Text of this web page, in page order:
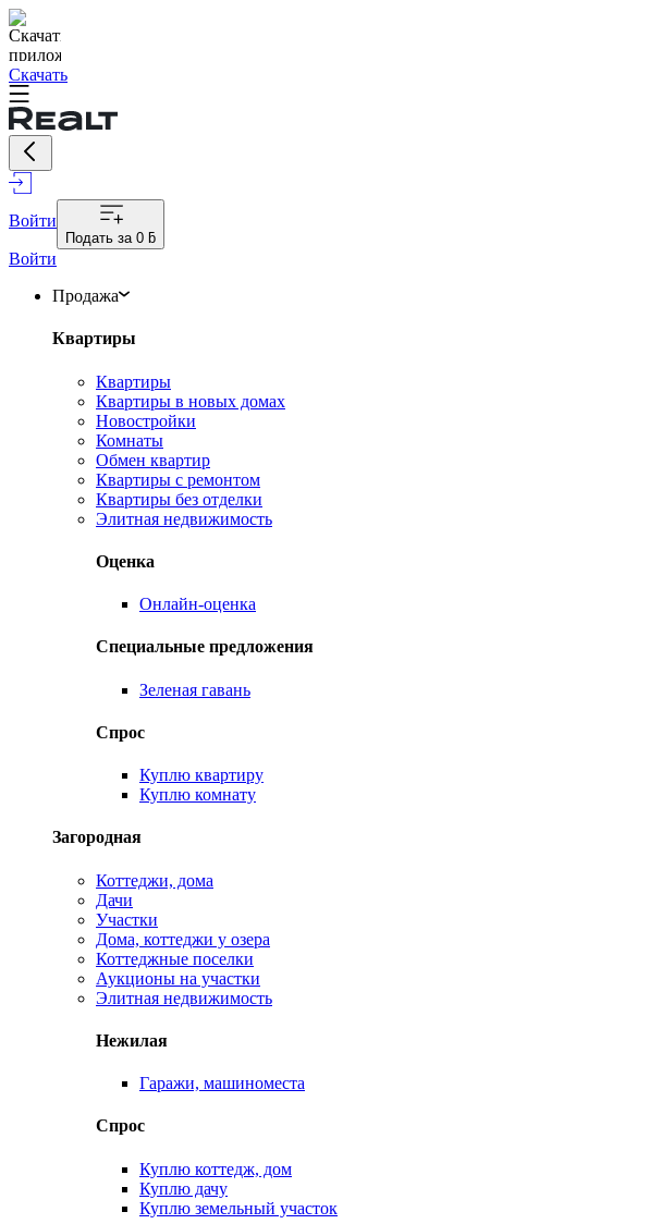
Скачать
Войти
Подать за 0 ƃ
Войти
Продажа
Квартиры
Квартиры
Квартиры в новых домах
Новостройки
Комнаты
Обмен квартир
Квартиры с ремонтом
Квартиры без отделки
Элитная недвижимость
Оценка
Онлайн-оценка
Специальные предложения
Зеленая гавань
Спрос
Куплю квартиру
Куплю комнату
Загородная
Коттеджи, дома
Дачи
Участки
Дома, коттеджи у озера
Коттеджные поселки
Аукционы на участки
Элитная недвижимость
Нежилая
Гаражи, машиноместа
Спрос
Куплю коттедж, дом
Куплю дачу
Куплю земельный участок